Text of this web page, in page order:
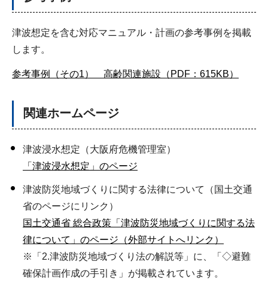
津波想定を含む対応マニュアル・計画の参考事例を掲載
します。
参考事例（その1） 高齢関連施設（PDF：615KB）
関連ホームページ
津波浸水想定（大阪府危機管理室）
「津波浸水想定」のページ
津波防災地域づくりに関する法律について（国土交通
省のページにリンク）
国土交通省 総合政策「津波防災地域づくりに関する法
律について」のページ（外部サイトへリンク）
※「2.津波防災地域づくり法の解説等」に、「◇避難
確保計画作成の手引き」が掲載されています。